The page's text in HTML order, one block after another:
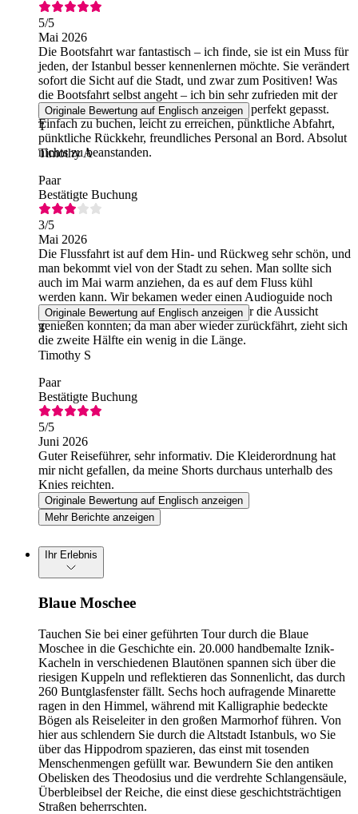
5/5
Mai 2026
Die Bootsfahrt war fantastisch – ich finde, sie ist ein Muss für
jeden, der Istanbul besser kennenlernen möchte. Sie verändert
sofort die Sicht auf die Stadt, und zwar zum Positiven! Was
die Bootsfahrt selbst angeht – ich bin sehr zufrieden mit der
von mir gewählten Option. Für uns hat es perfekt gepasst.
Einfach zu buchen, leicht zu erreichen, pünktliche Abfahrt,
pünktliche Rückkehr, freundliches Personal an Bord. Absolut
nichts zu beanstanden.
Originale Bewertung auf Englisch anzeigen
T
Timothy A
Paar
Bestätigte Buchung
3/5
Mai 2026
Die Flussfahrt ist auf dem Hin- und Rückweg sehr schön, und
man bekommt viel von der Stadt zu sehen. Man sollte sich
auch im Mai warm anziehen, da es auf dem Fluss kühl
werden kann. Wir bekamen weder einen Audioguide noch
wurde uns einer angeboten, sodass wir nur die Aussicht
genießen konnten; da man aber wieder zurückfährt, zieht sich
die zweite Hälfte ein wenig in die Länge.
Originale Bewertung auf Englisch anzeigen
T
Timothy S
Paar
Bestätigte Buchung
5/5
Juni 2026
Guter Reiseführer, sehr informativ. Die Kleiderordnung hat
mir nicht gefallen, da meine Shorts durchaus unterhalb des
Knies reichten.
Originale Bewertung auf Englisch anzeigen
Mehr Berichte anzeigen
Ihr Erlebnis
Blaue Moschee
Tauchen Sie bei einer geführten Tour durch die Blaue
Moschee in die Geschichte ein. 20.000 handbemalte Iznik-
Kacheln in verschiedenen Blautönen spannen sich über die
riesigen Kuppeln und reflektieren das Sonnenlicht, das durch
260 Buntglasfenster fällt. Sechs hoch aufragende Minarette
ragen in den Himmel, während mit Kalligraphie bedeckte
Bögen als Reiseleiter in den großen Marmorhof führen. Von
hier aus schlendern Sie durch die Altstadt Istanbuls, wo Sie
über das Hippodrom spazieren, das einst mit tosenden
Menschenmengen gefüllt war. Bewundern Sie den antiken
Obelisken des Theodosius und die verdrehte Schlangensäule,
Überbleibsel der Reiche, die einst diese geschichtsträchtigen
Straßen beherrschten.